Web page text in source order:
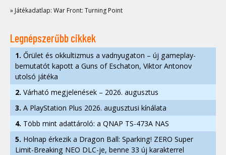
» Játékadatlap: War Front: Turning Point
Legnépszerűbb cikkek
1. Őrület és okkultizmus a vadnyugaton – új gameplay-
bemutatót kapott a Guns of Eschaton, Viktor Antonov
utolsó játéka
2. Várható megjelenések – 2026. augusztus
3. A PlayStation Plus 2026. augusztusi kínálata
4. Több mint adattároló: a QNAP TS-473A NAS
5. Holnap érkezik a Dragon Ball: Sparking! ZERO Super
Limit-Breaking NEO DLC-je, benne 33 új karakterrel